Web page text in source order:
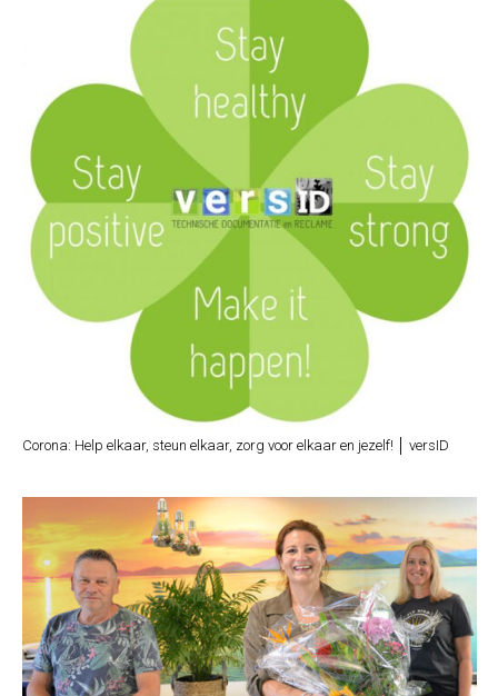
Corona: Help elkaar, steun elkaar, zorg voor elkaar en jezelf! │ versID